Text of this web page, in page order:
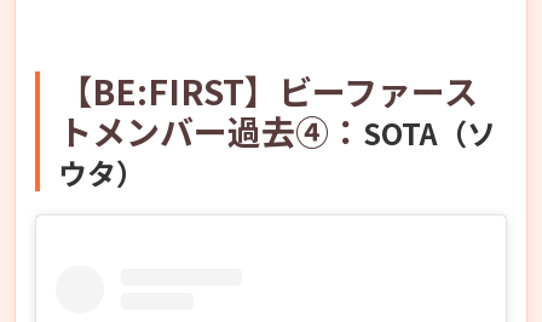
【BE:FIRST】ビーファース
トメンバー過去④： SOTA（ソ
ウタ）